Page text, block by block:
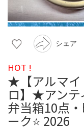
シェア
HOT !
★【アルマイ
ロ】★アンテ
弁当箱10点
ーク⭐️ 2026